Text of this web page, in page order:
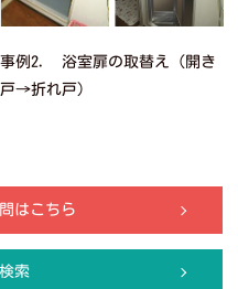
事例2． 浴室扉の取替え（開き
戸→折れ戸）
はこちら
索